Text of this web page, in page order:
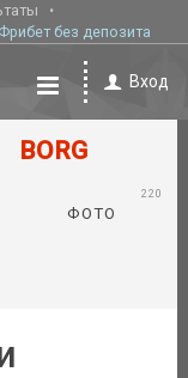
Фрибет без депозита
Вход
BORG
ФОТО
220